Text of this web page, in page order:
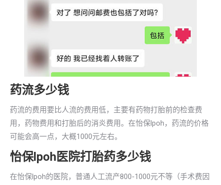
药流多少钱
药流的费用要比人流的费用低，主要有药物打胎前的检查费
用，药物费用和打胎后的消炎费用。在怡保lpoh，药流的价格
可能会高一点，大概1000元左右。
怡保lpoh医院打胎药多少钱
在怡保lpoh的医院，普通人工流产800-1000元不等（手术费因